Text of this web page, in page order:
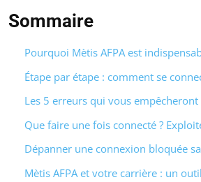
Sommaire
Pourquoi Mètis AFPA est
Étape par étape : comment se
Les 5 erreurs qui vous
Que faire une fois connecté ?
Dépanner une connexion bloquée
Mètis AFPA et votre carrière : un